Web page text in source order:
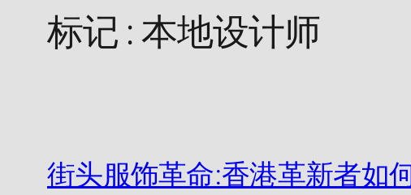
标记 :本地设计师
街头服饰革命:香港革新者如